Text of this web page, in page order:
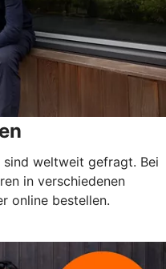
weltweit gefragt. Bei
in verschiedenen
online bestellen.